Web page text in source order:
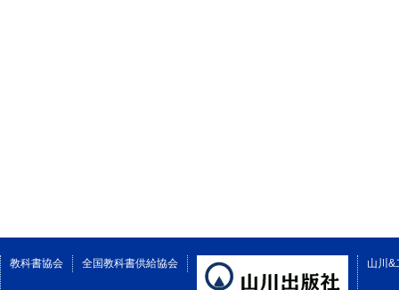
教科書協会 全国教科書供給協会 山川&